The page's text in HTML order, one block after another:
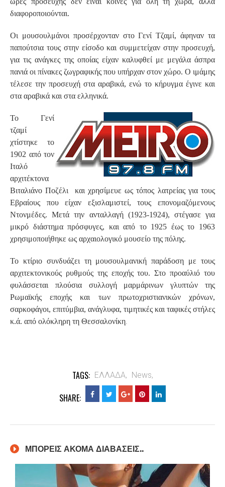
διαφοροποιούνται.
Οι μουσουλμάνοι προσέρχονταν στο Γενί Τζαμί, άφηναν τα
παπούτσια τους στην είσοδο και συμμετείχαν στην προσευχή,
για τις ανάγκες της οποίας είχαν καλυφθεί με μεγάλα άσπρα
πανιά οι πίνακες ζωγραφικής που υπήρχαν στον χώρο. Ο ιμάμης
τέλεσε την προσευχή στα αραβικά, ενώ το κήρυγμα έγινε και
στα αραβικά και στα ελληνικά.
Το Γενί
τζαμί
χτίστηκε το
1902 από τον
Ιταλό
αρχιτέκτονα
Βιταλιάνο Ποζέλι και χρησίμευε ως τόπος λατρείας για τους
Εβραίους που είχαν εξισλαμιστεί, τους επονομαζόμενους
Ντονμέδες. Μετά την ανταλλαγή (1923-1924), στέγασε για
μικρό διάστημα πρόσφυγες, και από το 1925 έως το 1963
χρησιμοποιήθηκε ως αρχαιολογικό μουσείο της πόλης.
Το κτίριο συνδυάζει τη μουσουλμανική παράδοση με τους
αρχιτεκτονικούς ρυθμούς της εποχής του. Στο προαύλιό του
φυλάσσεται πλούσια συλλογή μαρμάρινων γλυπτών της
Ρωμαϊκής εποχής και των πρωτοχριστιανικών χρόνων,
σαρκοφάγοι, επιτύμβια, ανάγλυφα, τιμητικές και ταφικές στήλες
κ.ά. από ολόκληρη τη Θεσσαλονίκη
TAGS: ΕΛΛΑΔΑ, News,
SHARE:
ΜΠΟΡΕΙΣ ΑΚΟΜΑ ΔΙΑΒΑΣΕΙΣ..